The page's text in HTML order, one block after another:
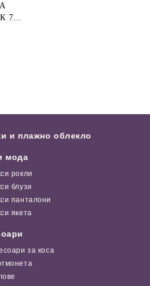
75
и плажно облекло
мода
рокли
блузи
панталони
якета
за коса